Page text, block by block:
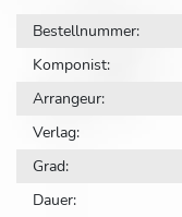
Bestellnummer:
Komponist:
Arrangeur:
Verlag:
Grad:
Dauer: